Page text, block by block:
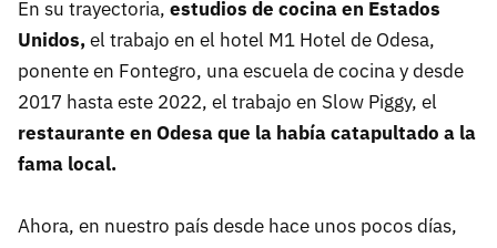
En su trayectoria, estudios de cocina en Estados
Unidos,el trabajo en el hotel M1 Hotel de Odesa,
ponente en Fontegro, una escuela de cocina y desde
2017 hasta este 2022, el trabajo en Slow Piggy, el
restaurante en Odesa que la había catapultado a la
fama local.
Ahora, en nuestro país desde hace unos pocos días,